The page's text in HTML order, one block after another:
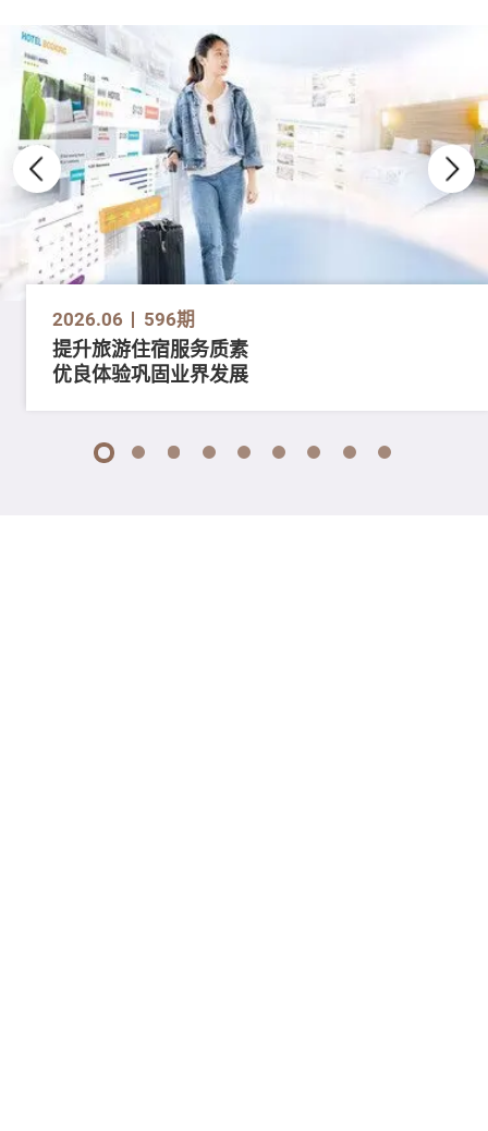
2026.06 596期
提升旅游住宿服务质素
优良体验巩固业界发展
1 2 3 4 5 6 7 8 9